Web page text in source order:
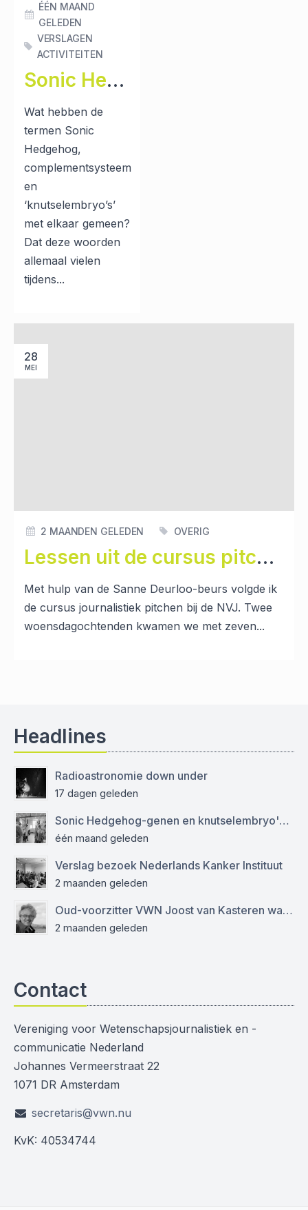
Sonic Hedgehog-genen en knutselembryo's: verslag bezoek aan Sanquin
ÉÉN MAAND
GELEDEN
VERSLAGEN
ACTIVITEITEN
Wat hebben de
termen Sonic
Hedgehog,
complementsysteem
en
‘knutselembryo’s’
met elkaar gemeen?
Dat deze woorden
allemaal vielen
tijdens...
28
MEI
Lessen uit de cursus pitchen
2 MAANDEN GELEDEN OVERIG
Met hulp van de Sanne Deurloo-beurs volgde ik
de cursus journalistiek pitchen bij de NVJ. Twee
woensdagochtenden kwamen we met zeven...
Headlines
Radioastronomie down under
17 dagen geleden
Sonic Hedgehog-genen en knutselembryo's: verslag bezoek aan Sanquin
één maand geleden
Verslag bezoek Nederlands Kanker Instituut
2 maanden geleden
Oud-voorzitter VWN Joost van Kasteren was een empathische mentor en kritisch journalist
2 maanden geleden
Contact
Vereniging voor Wetenschapsjournalistiek en -
communicatie Nederland
Johannes Vermeerstraat 22
1071 DR Amsterdam
secretaris@vwn.nu
KvK: 40534744